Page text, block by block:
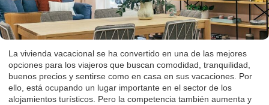
La vivienda vacacional se ha convertido en una de las mejores
opciones para los viajeros que buscan comodidad, tranquilidad,
buenos precios y sentirse como en casa en sus vacaciones. Por
ello, está ocupando un lugar importante en el sector de los
alojamientos turísticos. Pero la competencia también aumenta y